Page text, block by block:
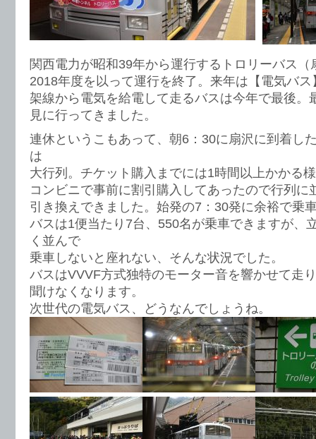
関西電力が昭和39年から運行するトロリーバス（
2018年度を以って運行を終了。来年は【電気バ
架線から電気を給電して走るバスは今年で最後。
見に行ってきました。
連休というこもあって、朝6：30に扇沢に到着し
は
大行列。チケット購入までには1時間以上かかる
コンビニで事前に割引購入してあったので行列に
引き換えできました。始発の7：30発に余裕で乗
バスは1便当たり7台、550名が乗車できますが、
く並んで
乗車しないと座れない、そんな状況でした。
バスはVVVF方式独特のモーター音を響かせて走
聞けなくなります。
次世代の電気バス、どうなんでしょうね。